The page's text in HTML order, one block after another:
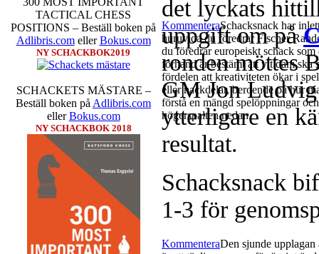
TACTICAL CHESS
POSITIONS – Beställ boken på
Adlibris.comellerBokus.com
NY SCHACKBOK2019
SCHACKETS MÄSTARE –
Beställ boken på Adlibris.com
ellerBokus.com
NY SCHACKBOK 2018
KommenteraSchacksnack har
huruvida du föredrar Fischer
du föredrar europeiskt schack
förhand är bestämt att vit dam ska
fördelen att kreativiteten ökar i
eller nackdelar, beroende på hur
förstå en mängd spelöppningar
högerspalten nedan.
KommenteraDen sjunde
det lyckats
uppgift om på
ronden möttes
GM Jon
ytterligare en
resultat.
Schacksnack
1-3 för